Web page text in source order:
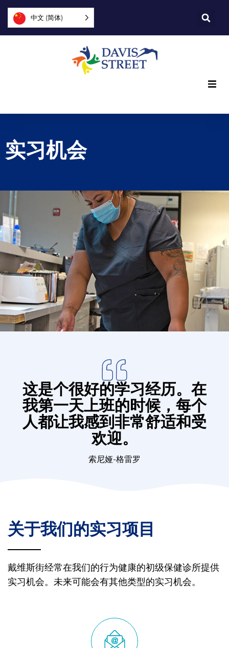
中文 (简体)
我们是谁
探索
捐赠
实习机会
这是个很好的学习经历。在
我第一天上班的时候，每个
人都让我感到非常舒适和受
欢迎。
索尼娅-格雷罗
关于我们的实习项目
戴维斯街经常在我们的行为健康的初级保健诊所提供
实习机会。未来可能会有其他类型的实习机会。